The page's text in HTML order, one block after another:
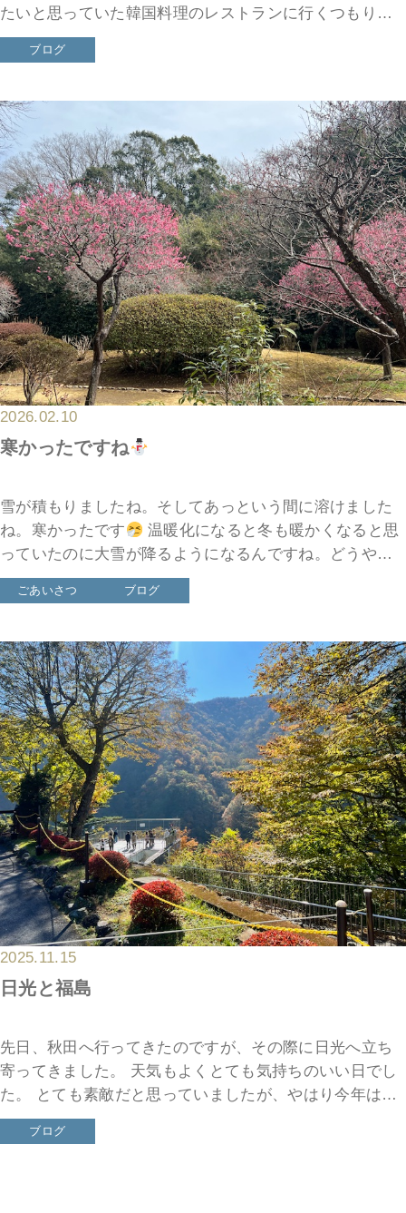
たいと思っていた韓国料理のレストランに行くつもりで
した。 ところが、どういうわけか、ジビエ料理を食べに
行くことになり […]
ブログ
2026.02.10
寒かったですね
雪が積もりましたね。そしてあっという間に溶けました
ね。寒かったです
温暖化になると冬も暖かくなると思
っていたのに大雪が降るようになるんですね。どうやら
暖かいときに水から水蒸気になる量が増え、それが冬に
なって冷やされるの […]
ごあいさつ ブログ
2025.11.15
日光と福島
先日、秋田へ行ってきたのですが、その際に日光へ立ち
寄ってきました。 天気もよくとても気持ちのいい日でし
た。 とても素敵だと思っていましたが、やはり今年は紅
葉が例年に比べると劣っているのだとか。 それから福島
を通っていると […]
ブログ